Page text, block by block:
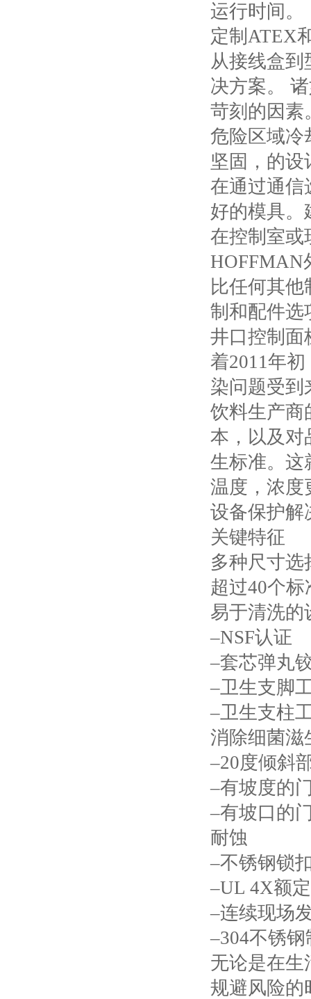
运行时间。
定制 ATEX
从接线盒到
决方案。
苛刻的因素
危险区域冷
坚固，的设
在通过通信
好的模具。
在控制室或
HOFFMAN
比任何其
制和配件选
井口控制面
着2011年
染问题受到
饮料生产商
本，以及对
生标准。这
温度，浓度
设备保护解
关键特征
多种尺寸选
超过40个标
易于清洗的
–NSF认证
–套芯弹丸
–卫生支脚
–卫生支柱
消除细菌滋
–20度倾斜
–有坡度的
–有坡口的
耐蚀
–不锈钢锁
–UL 4X额
–连续现场
–304不锈钢
无论是在生
规避风险的